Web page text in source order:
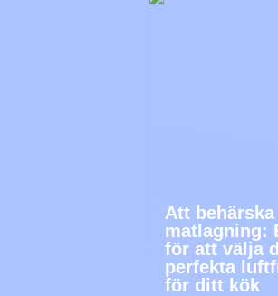
Att
matlagning:
för att välja
perfekta
för ditt kök